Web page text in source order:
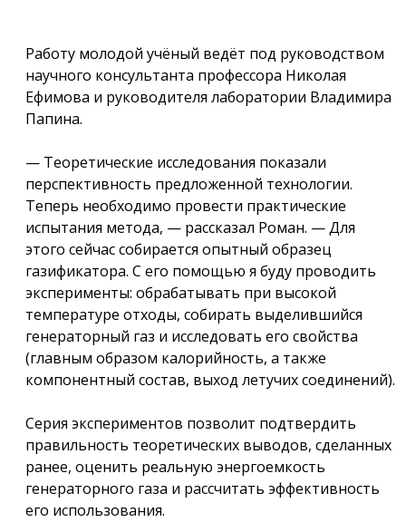
Работу молодой учёный ведёт под руководством
научного консультанта профессора Николая
Ефимова и руководителя лаборатории Владимира
Папина.
— Теоретические исследования показали
перспективность предложенной технологии.
Теперь необходимо провести практические
испытания метода, — рассказал Роман. — Для
этого сейчас собирается опытный образец
газификатора. С его помощью я буду проводить
эксперименты: обрабатывать при высокой
температуре отходы, собирать выделившийся
генераторный газ и исследовать его свойства
(главным образом калорийность, а также
компонентный состав, выход летучих соединений).
Серия экспериментов позволит подтвердить
правильность теоретических выводов, сделанных
ранее, оценить реальную энергоемкость
генераторного газа и рассчитать эффективность
его использования.